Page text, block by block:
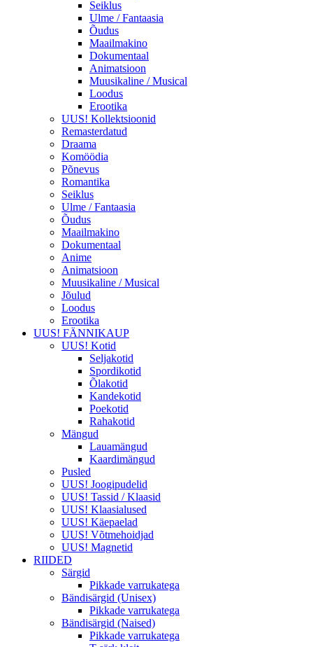
Seiklus
Ulme / Fantaasia
Õudus
Maailmakino
Dokumentaal
Animatsioon
Muusikaline / Musical
Loodus
Erootika
UUS! Kollektsioonid
Remasterdatud
Draama
Komöödia
Põnevus
Romantika
Seiklus
Ulme / Fantaasia
Õudus
Maailmakino
Dokumentaal
Anime
Animatsioon
Muusikaline / Musical
Jõulud
Loodus
Erootika
UUS! FÄNNIKAUP
UUS! Kotid
Seljakotid
Spordikotid
Õlakotid
Kandekotid
Poekotid
Rahakotid
Mängud
Lauamängud
Kaardimängud
Pusled
UUS! Joogipudelid
UUS! Tassid / Klaasid
UUS! Klaasialused
UUS! Käepaelad
UUS! Võtmehoidjad
UUS! Magnetid
RIIDED
Särgid
Pikkade varrukatega
Bändisärgid (Unisex)
Pikkade varrukatega
Bändisärgid (Naised)
Pikkade varrukatega